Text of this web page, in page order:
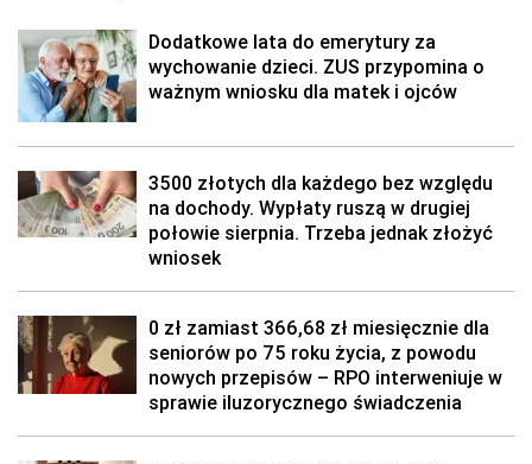
Dodatkowe lata do emerytury za
wychowanie dzieci. ZUS przypomina o
ważnym wniosku dla matek i ojców
3500 złotych dla każdego bez względu
na dochody. Wypłaty ruszą w drugiej
połowie sierpnia. Trzeba jednak złożyć
wniosek
0 zł zamiast 366,68 zł miesięcznie dla
seniorów po 75 roku życia, z powodu
nowych przepisów – RPO interweniuje w
sprawie iluzorycznego świadczenia